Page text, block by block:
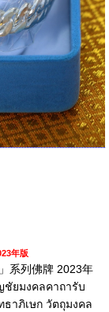
年版
系列佛牌 2023年
ชัยมงคลคาถารับ
าภิเษก วัตถุมงคล